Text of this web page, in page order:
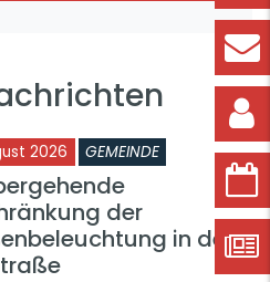
2026 GEMEINDE
der
in der